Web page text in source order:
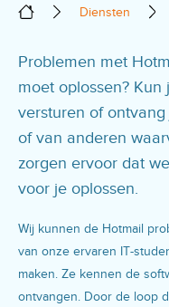
Diensten
Problemen met
moet oplossen?
versturen of
of van anderen
zorgen ervoor dat
voor je oplossen.
Wij kunnen de Hotmail
van onze ervaren IT-
maken. Ze kennen de
ontvangen. Door de loop